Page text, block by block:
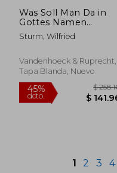
Was Soll Man Da in
Gottes Namen
Sagen?: Der
Seelsorgerliche
Ethischen
Konfliktsituationen
Neonatologie Und
Seine Bedeutung F
Sturm, Wilfried
Vandenhoeck & Ruprecht,
Tapa Blanda, Nuevo
1 2 3 4